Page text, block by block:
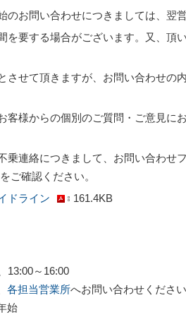
のお問い合わせにつきましては、翌
を要する場合がございます。又、頂
させて頂きますが、お問い合わせ
客様からの個別のご質問・ご意見
乗連絡につきまして、お問い合わせ
をご確認ください。
ドライン
161.4KB
13:00～16:00
各担当営業所へお問い合わせくださ
始